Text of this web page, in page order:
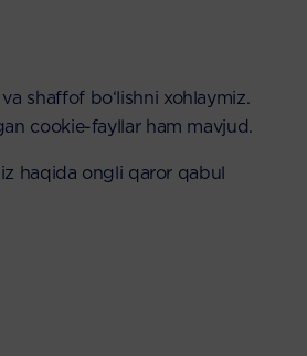
shaffof bo‘lishni xohlaymiz.
cookie-fayllar ham mavjud.
haqida ongli qaror qabul